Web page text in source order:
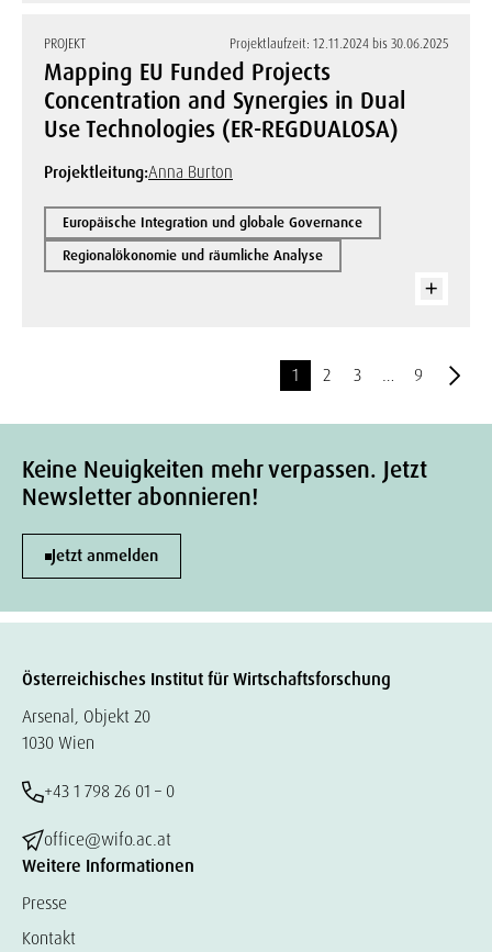
PROJEKT Projektlaufzeit: 12.11.2024 bis 30.06.2025
Mapping EU Funded Projects
Concentration and Synergies in Dual
Use Technologies (ER-REGDUALOSA)
Projektleitung:Anna Burton
Europäische Integration und globale Governance
Regionalökonomie und räumliche Analyse
1 2 3 … 9
Keine Neuigkeiten mehr verpassen. Jetzt
Newsletter abonnieren!
Jetzt anmelden
Österreichisches Institut für Wirtschaftsforschung
Arsenal, Objekt 20
1030 Wien
+43 1 798 26 01 – 0
office@wifo.ac.at
Weitere Informationen
Presse
Kontakt